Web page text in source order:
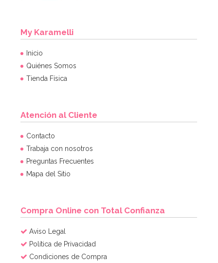
My Karamelli
Inicio
Quiénes Somos
Tienda Física
Atención al Cliente
Contacto
Trabaja con nosotros
Preguntas Frecuentes
Mapa del Sitio
Compra Online con Total Confianza
Aviso Legal
Política de Privacidad
Condiciones de Compra